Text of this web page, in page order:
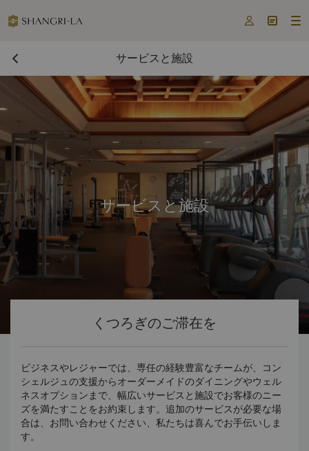
  
サービスと施設
サービスと施設
くつろぎのご滞在を
ビジネスやレジャーでは、専任の経験豊富なチームが、コン
シェルジュの支援からオーダーメイドのダイニングやウェル
ネスオプションまで、幅広いサービスと施設でお客様のニー
ズを満たすことをお約束します。追加のサービスが必要な場
合は、お問い合わせください、私たちは喜んでお手伝いしま
す。